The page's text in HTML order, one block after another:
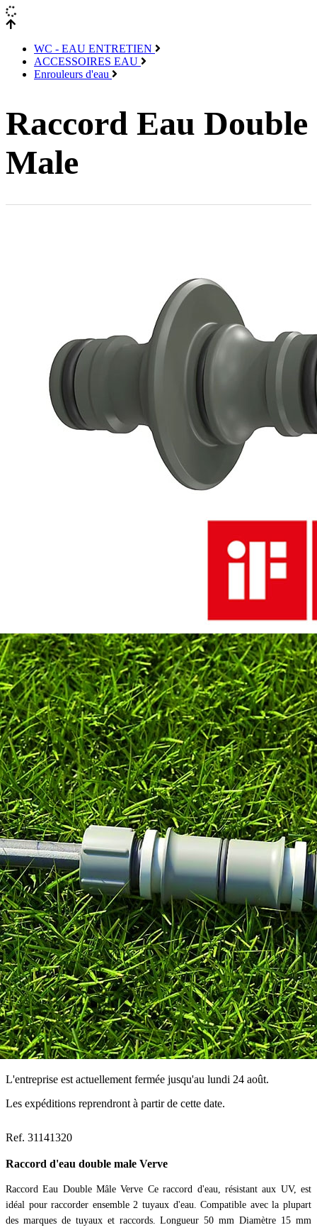
WC - EAU ENTRETIEN
ACCESSOIRES EAU
Enrouleurs d'eau
Raccord Eau Double
Male
L'entreprise est actuellement fermée jusqu'au lundi 24 août.
Les expéditions reprendront à partir de cette date.
Ref. 31141320
Raccord d'eau double male Verve
Raccord Eau Double Mâle Verve Ce raccord d'eau, résistant aux UV, est
idéal pour raccorder ensemble 2 tuyaux d'eau. Compatible avec la plupart
des marques de tuyaux et raccords. Longueur 50 mm Diamètre 15 mm